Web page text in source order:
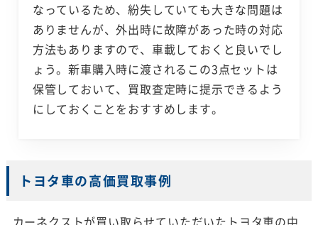
なっているため、紛失していても大きな問題は
ありませんが、外出時に故障があった時の対応
方法もありますので、車載しておくと良いでし
ょう。新車購入時に渡されるこの3点セットは
保管しておいて、買取査定時に提示できるよう
にしておくことをおすすめします。
トヨタ車の高価買取事例